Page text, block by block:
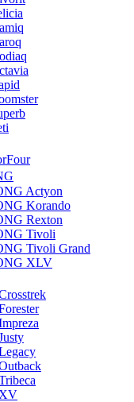
Actyon
Korando
Rexton
Tivoli
Tivoli Grand
XLV